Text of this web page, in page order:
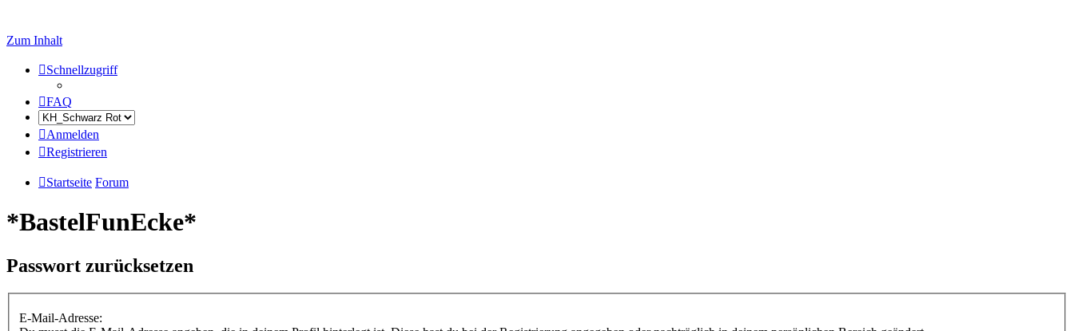
Zum Inhalt
Schnellzugriff
FAQ
Anmelden
Registrieren
Startseite Forum
*BastelFunEcke*
Passwort zurücksetzen
E-Mail-Adresse: